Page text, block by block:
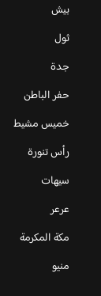
بيش
ثول
جدة
حفر الباطن
خميس مشيط
رأس تنورة
سيهات
عرعر
مكة المكرمة
منيو